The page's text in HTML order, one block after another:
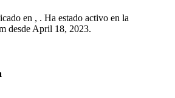
en , . Ha estado activo en la
desde April 18, 2023.